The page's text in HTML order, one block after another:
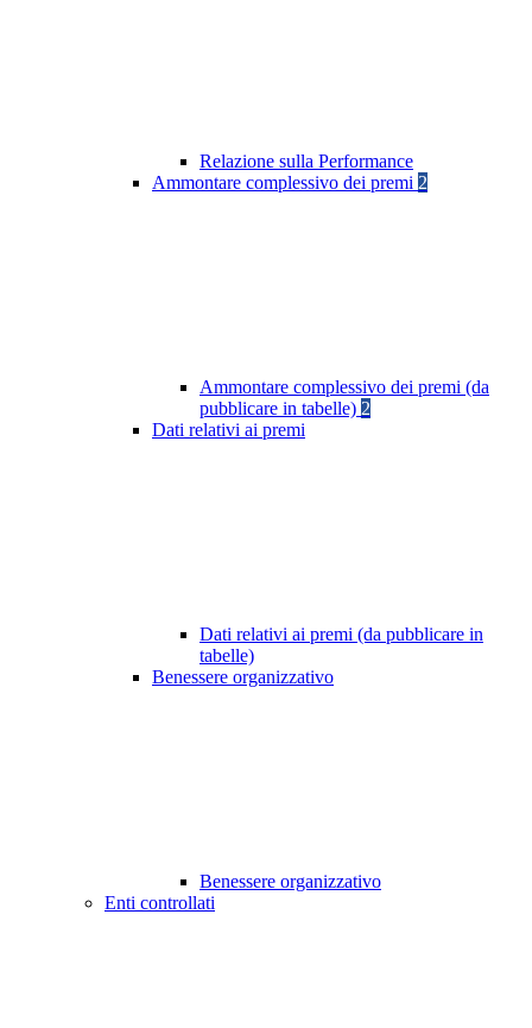
Relazione sulla Performance
Ammontare complessivo dei premi 2
Ammontare complessivo dei premi (da
pubblicare in tabelle) 2
Dati relativi ai premi
Dati relativi ai premi (da pubblicare in
tabelle)
Benessere organizzativo
Benessere organizzativo
Enti controllati